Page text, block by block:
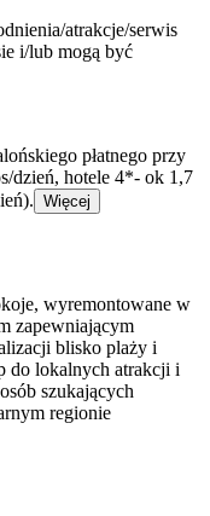
atrakcje/serwis
i/lub mogą być
płatnego przy
dzień, hotele 4*- ok 1,7
Więcej
wyremontowane w
zapewniającym
blisko plaży i
do lokalnych atrakcji i
szukających
regionie